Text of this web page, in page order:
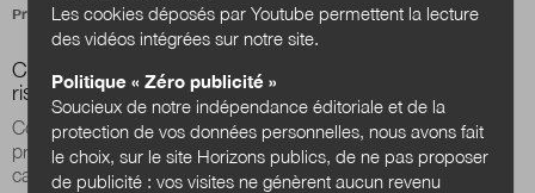
Propos recueillis par Stéphane Cordobes
Comment engager les habitant·es dans la gestion du
risque inondation ?
Comment engager les habitant·es directement dans les
processus de résilience ? Comment développer leurs
capacitations (terme privilégié à empowerment)...
Les cookies déposés par Youtube permettent la lecture
des vidéos intégrées sur notre site.
Politique « Zéro publicité »
Soucieux de notre indépendance éditoriale et de la
protection de vos données personnelles, nous avons fait
le choix, sur le site Horizons publics, de ne pas proposer
de publicité : vos visites ne génèrent aucun revenu